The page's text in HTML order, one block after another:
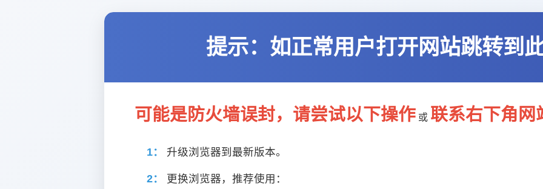
提示：如正常用户打开网站跳转到
可能是防火墙误封，请尝试以下操作 或 联系右下角网
1： 升级浏览器到最新版本。
2： 更换浏览器，推荐使用：